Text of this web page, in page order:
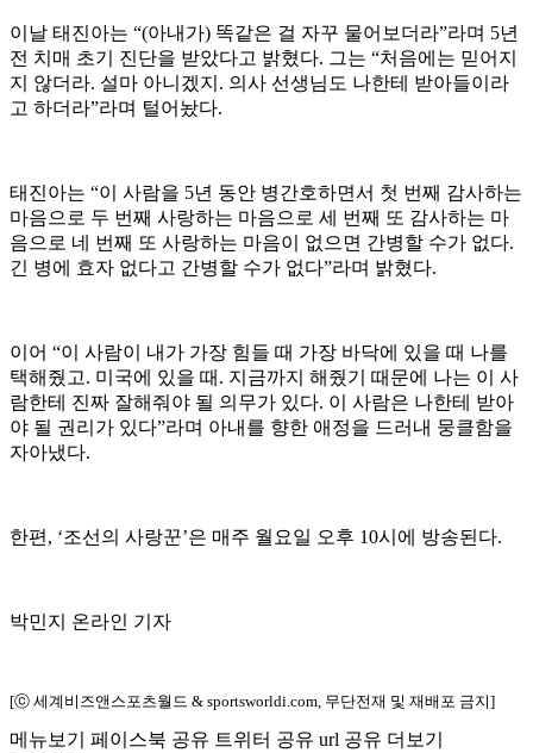
이날 태진아는 “(아내가) 똑같은 걸 자꾸 물어보더라”라며 5년
전 치매 초기 진단을 받았다고 밝혔다. 그는 “처음에는 믿어지
지 않더라. 설마 아니겠지. 의사 선생님도 나한테 받아들이라
고 하더라”라며 털어놨다.
태진아는 “이 사람을 5년 동안 병간호하면서 첫 번째 감사하는
마음으로 두 번째 사랑하는 마음으로 세 번째 또 감사하는 마
음으로 네 번째 또 사랑하는 마음이 없으면 간병할 수가 없다.
긴 병에 효자 없다고 간병할 수가 없다”라며 밝혔다.
이어 “이 사람이 내가 가장 힘들 때 가장 바닥에 있을 때 나를
택해줬고. 미국에 있을 때. 지금까지 해줬기 때문에 나는 이 사
람한테 진짜 잘해줘야 될 의무가 있다. 이 사람은 나한테 받아
야 될 권리가 있다”라며 아내를 향한 애정을 드러내 뭉클함을
자아냈다.
한편, ‘조선의 사랑꾼’은 매주 월요일 오후 10시에 방송된다.
박민지 온라인 기자
[ⓒ 세계비즈앤스포츠월드 & sportsworldi.com, 무단전재 및 재배포 금지]
메뉴보기 페이스북 공유 트위터 공유 url 공유 더보기